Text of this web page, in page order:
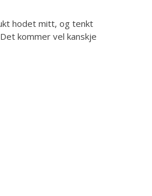
hodet mitt, og tenkt
kommer vel kanskje